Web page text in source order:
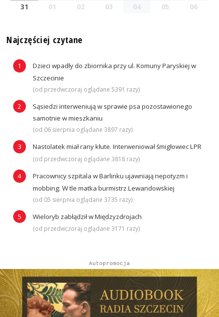
31 01 02 03 04 05 06
Najczęściej czytane
Dzieci wpadły do zbiornika przy ul. Komuny Paryskiej w
Szczecinie
(od przedwczoraj oglądane 5391 razy)
Sąsiedzi interweniują w sprawie psa pozostawionego
samotnie w mieszkaniu
(od 06 sierpnia oglądane 3897 razy)
Nastolatek miał rany kłute. Interweniował śmigłowiec LPR
(od przedwczoraj oglądane 3818 razy)
Pracownicy szpitala w Barlinku ujawniają nepotyzm i
mobbing. W tle matka burmistrz Lewandowskiej
(od 05 sierpnia oglądane 3735 razy)
Wieloryb zabłądził w Międzyzdrojach
(od przedwczoraj oglądane 3171 razy)
Autopromocja